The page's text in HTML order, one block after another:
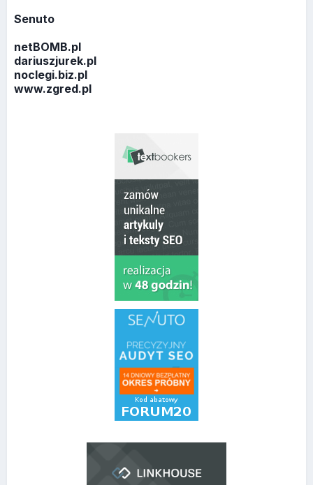
Senuto
netBOMB.pl
dariuszjurek.pl
noclegi.biz.pl
www.zgred.pl